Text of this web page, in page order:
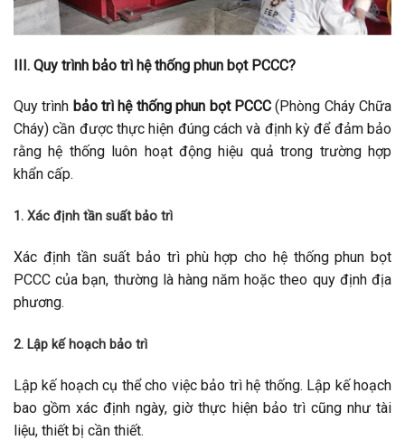
III. Quy trình bảo trì hệ thống phun bọt PCCC?
Quy trình bảo trì hệ thống phun bọt PCCC(Phòng Cháy Chữa
Cháy) cần được thực hiện đúng cách và định kỳ để đảm bảo
rằng hệ thống luôn hoạt động hiệu quả trong trường hợp
khẩn cấp.
1. Xác định tần suất bảo trì
Xác định tần suất bảo trì phù hợp cho hệ thống phun bọt
PCCC của bạn, thường là hàng năm hoặc theo quy định địa
phương.
2. Lập kế hoạch bảo trì
Lập kế hoạch cụ thể cho việc bảo trì hệ thống. Lập kế hoạch
bao gồm xác định ngày, giờ thực hiện bảo trì cũng như tài
liệu, thiết bị cần thiết.